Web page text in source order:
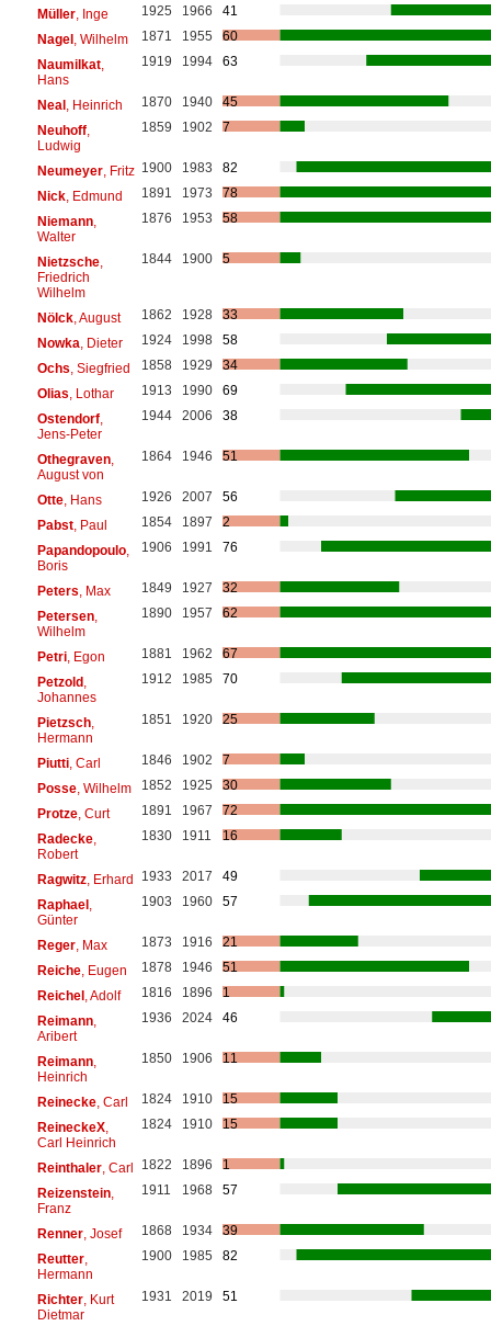
Müller, Inge 1925 1966
41
Nagel, Wilhelm 1871 1955
60
Naumilkat,
Hans
1919 1994 63
Neal, Heinrich 1870 1940
45
Neuhoff,
Ludwig
1859 1902 7
Neumeyer, Fritz 1900 1983
82
Nick, Edmund 1891 1973
78
Niemann,
Walter
1876 1953 58
Nietzsche,
Friedrich
Wilhelm
1844 1900 5
Nölck, August 1862 1928
33
Nowka , Dieter 1924 1998
58
Ochs , Siegfried 1858 1929
34
Olias , Lothar 1913 1990
69
Ostendorf,
Jens-Peter
1944 2006 38
Othegraven,
August von
1864 1946 51
Otte, Hans 1926 2007
56
Pabst, Paul 1854 1897
2
Papandopoulo,
Boris
1906 1991 76
Peters , Max 1849 1927
32
Petersen,
Wilhelm
1890 1957 62
Petri, Egon 1881 1962
67
Petzold,
Johannes
1912 1985 70
Pietzsch,
Hermann
1851 1920 25
Piutti, Carl 1846 1902
7
Posse, Wilhelm 1852 1925
30
Protze, Curt 1891 1967
72
Radecke,
Robert
1830 1911 16
Ragwitz, Erhard 1933 2017
49
Raphael,
Günter
1903 1960 57
Reger, Max 1873 1916
21
Reiche, Eugen 1878 1946
51
Reichel, Adolf 1816 1896
1
Reimann,
Aribert
1936 2024 46
Reimann,
Heinrich
1850 1906 11
Reinecke, Carl 1824 1910
15
ReineckeX,
Carl Heinrich
1824 1910 15
Reinthaler, Carl 1822 1896
1
Reizenstein,
Franz
1911 1968 57
Renner, Josef 1868 1934
39
Reutter,
Hermann
1900 1985 82
Richter, Kurt
Dietmar
1931 2019 51